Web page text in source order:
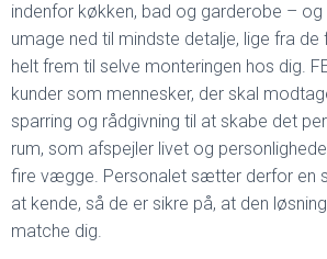
indenfor køkken, bad og garderobe –
umage ned til mindste detalje, lige fra
helt frem til selve monteringen hos dig.
kunder som mennesker, der skal
sparring og rådgivning til at skabe det
rum, som afspejler livet og
fire vægge. Personalet sætter derfor en
at kende, så de er sikre på, at den
matche dig.